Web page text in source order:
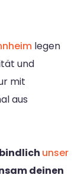
legen
und
mit
aus
unser
deinen